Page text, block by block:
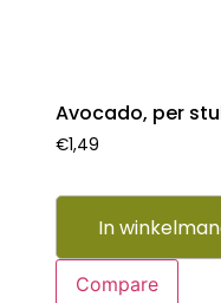
Avocado, per
€1,49
In
Compare